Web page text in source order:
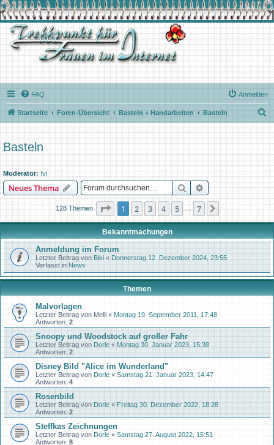
FAQ Anmelden
Startseite Foren-Übersicht Basteln + Handarbeiten Basteln
u
h
e
Basteln
Moderator: Ivi
Neues Thema Suche Erweiterte Suche
128 Themen Seite 1von 7
1 2 3 4 5 … 7 Nächste
Bekanntmachungen
Anmeldung im Forum
Letzter Beitrag von Biki « Donnerstag 12. Dezember 2024, 23:55
Verfasst in News
Themen
Malvorlagen
Letzter Beitrag von Melli « Montag 19. September 2011, 17:48
Antworten: 2
Snoopy und Woodstock auf großer Fahr
Letzter Beitrag von Dorle « Montag 30. Januar 2023, 15:38
Antworten: 2
Disney Bild "Alice im Wunderland"
Letzter Beitrag von Dorle « Samstag 21. Januar 2023, 14:47
Antworten: 4
Rosenbild
Letzter Beitrag von Dorle « Freitag 30. Dezember 2022, 18:28
Antworten: 2
Steffkas Zeichnungen
Letzter Beitrag von Dorle « Samstag 27. August 2022, 15:51
Antworten: 8